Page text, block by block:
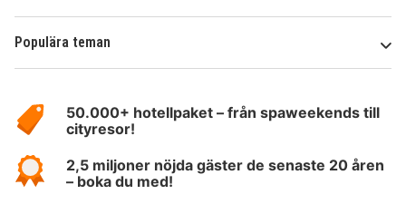
Populära teman
HotelSpecials50.000+ hotellpaket – från spaweekends till
cityresor!
2,5 miljoner nöjda gäster de senaste 20 åren
– boka du med!